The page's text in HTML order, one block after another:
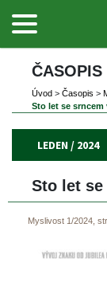
ČASOPIS
Úvod > Časopi >
Sto let se srncem
LEDEN / 2024
Sto let se
Myslivost 1/2024,